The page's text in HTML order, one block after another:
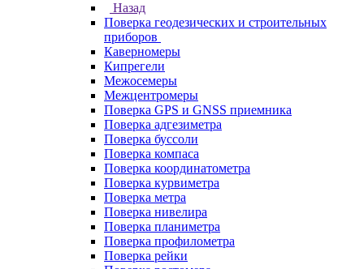
Назад
Поверка геодезических и строительных
приборов
Каверномеры
Кипрегели
Межосемеры
Межцентромеры
Поверка GPS и GNSS приемника
Поверка адгезиметра
Поверка буссоли
Поверка компаса
Поверка координатометра
Поверка курвиметра
Поверка метра
Поверка нивелира
Поверка планиметра
Поверка профилометра
Поверка рейки